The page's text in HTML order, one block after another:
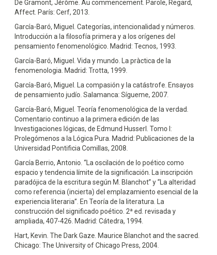
De Gramont, Jérôme. Au commencement. Parole, Regard,
Affect. París: Cerf, 2013.
García-Baró, Miguel. Categorías, intencionalidad y números.
Introducción a la filosofía primera y a los orígenes del
pensamiento fenomenológico. Madrid: Tecnos, 1993.
García-Baró, Miguel. Vida y mundo. La pràctica de la
fenomenologia. Madrid: Trotta, 1999.
García-Baró, Miguel. La compasión y la catástrofe. Ensayos
de pensamiento judío. Salamanca: Sígueme, 2007.
García-Baró, Miguel. Teoría fenomenológica de la verdad.
Comentario continuo a la primera edición de las
Investigaciones lógicas, de Edmund Husserl. Tomo I:
Prolegómenos a la Lógica Pura. Madrid: Publicaciones de la
Universidad Pontificia Comillas, 2008.
García Berrio, Antonio. “La oscilación de lo poético como
espacio y tendencia límite de la significación. La inscripción
paradójica de la escritura según M. Blanchot” y “La alteridad
como referencia (incierta) del emplazamiento esencial de la
experiencia literaria”. En Teoría de la literatura. La
construcción del significado poético. 2ª ed. revisada y
ampliada, 407-426. Madrid: Cátedra, 1994.
Hart, Kevin. The Dark Gaze. Maurice Blanchot and the sacred.
Chicago: The University of Chicago Press, 2004.